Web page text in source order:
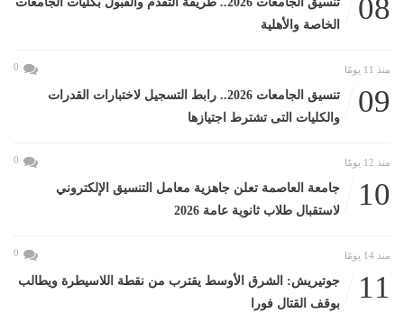
08
الخاصة والأهلية
منذ 11 يومًا 0
09
تنسيق الجامعات 2026.. رابط التسجيل لاختبارات القدرات
والكليات التى تشترط اجتيازها
منذ 12 يومًا 0
10
جامعة العاصمة تعلن جاهزية معامل التنسيق الإلكتروني
لاستقبال طلاب ثانوية عامة 2026
منذ 14 يومًا 0
11
جوتيريش: الشرق الأوسط يقترب من نقطة اللاسيطرة ويطالب
بوقف القتال فورا